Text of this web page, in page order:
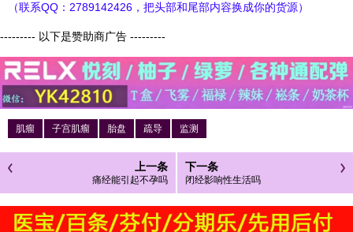
（联系QQ：2789142426，把头部和尾部内容换成你的货源）
--------- 以下是赞助商广告 ---------
肌瘤 子宫肌瘤 胎盘 疏导 监测
上一条
痛经能引起不孕吗
下一条
闭经影响性生活吗